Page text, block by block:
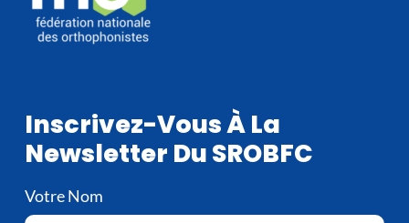
Inscrivez-Vous À La
Newsletter Du SROBFC
Votre Nom